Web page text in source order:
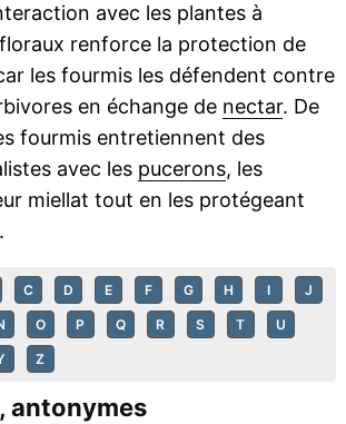
avec les plantes à
renforce la protection de
les fourmis les défendent contre
en échange de nectar. De
fourmis entretiennent des
avec les pucerons, les
miellat tout en les protégeant
C D E F G H I J
O P Q R S T U
Z
antonymes